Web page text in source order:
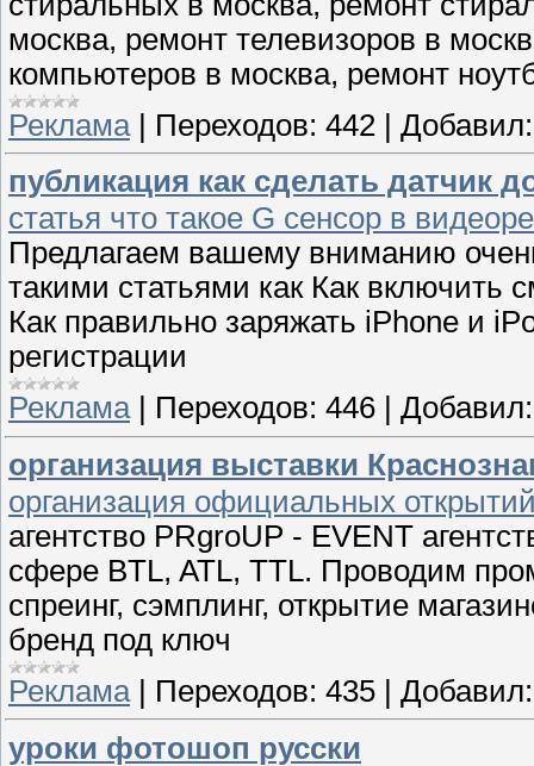
москва, ремонт телевизоров в
компьютеров в москва, ремонт
Реклама| Переходов: 442
Добавил:
публикация как сделать датчик
статья что такое G сенсор в
Предлагаем вашему вниманию
такими статьями как Как включить
Как правильно заряжать iPhone и
регистрации
Реклама| Переходов: 446
Добавил:
организация выставки
организация официальных
агентство PRgroUP - EVENT
сфере BTL, ATL, TTL. Проводим
спреинг, сэмплинг, открытие
бренд под ключ
Реклама| Переходов: 435
Добавил:
уроки фотошоп русски